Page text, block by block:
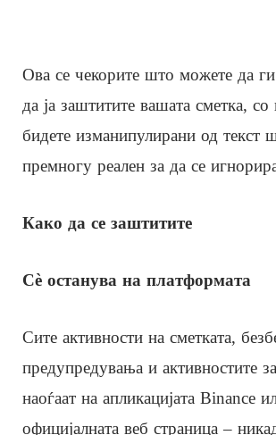
Ова се чекорите што можете да ги
да ја заштитите вашата сметка, со
бидете изманипулирани од текст
премногу реален за да се
Како да се заштитите
Сè останува на платформата
Сите активности на сметката,
предупредувања и активностите
наоѓаат на апликацијата Binance
официјалната веб страница –